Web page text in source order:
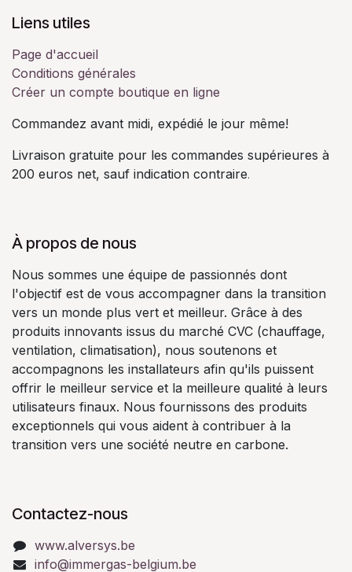
Liens utiles
Page d'accueil
Conditions générales
Créer un compte boutique en ligne
Commandez avant midi, expédié le jour même!
Livraison gratuite pour les commandes supérieures à
200 euros net, sauf indication contraire.
À propos de nous
Nous sommes une équipe de passionnés dont
l'objectif est de vous accompagner dans la transition
vers un monde plus vert et meilleur. Grâce à des
produits innovants issus du marché CVC (chauffage,
ventilation, climatisation), nous soutenons et
accompagnons les installateurs afin qu'ils puissent
offrir le meilleur service et la meilleure qualité à leurs
utilisateurs finaux. Nous fournissons des produits
exceptionnels qui vous aident à contribuer à la
transition vers une société neutre en carbone.
Contactez-nous
www.alversys.be
info@immergas-belgium.be